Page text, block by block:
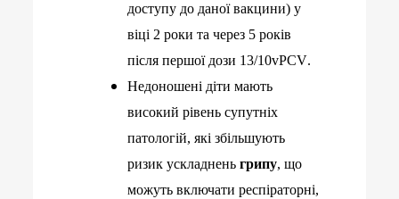
доступу до даної вакцини) у
віці 2 роки та через 5 років
після першої дози 13/10vPCV.
Недоношені діти мають
високий рівень супутніх
патологій, які збільшують
ризик ускладненьгрипу, що
можуть включати респіраторні,